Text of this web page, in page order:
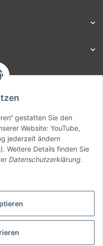
gestatten Sie den
Website: YouTube,
jederzeit ändern
Weitere Details finden Sie
Datenschutzerklärung.
( B2B Shop )
Versand
Shop